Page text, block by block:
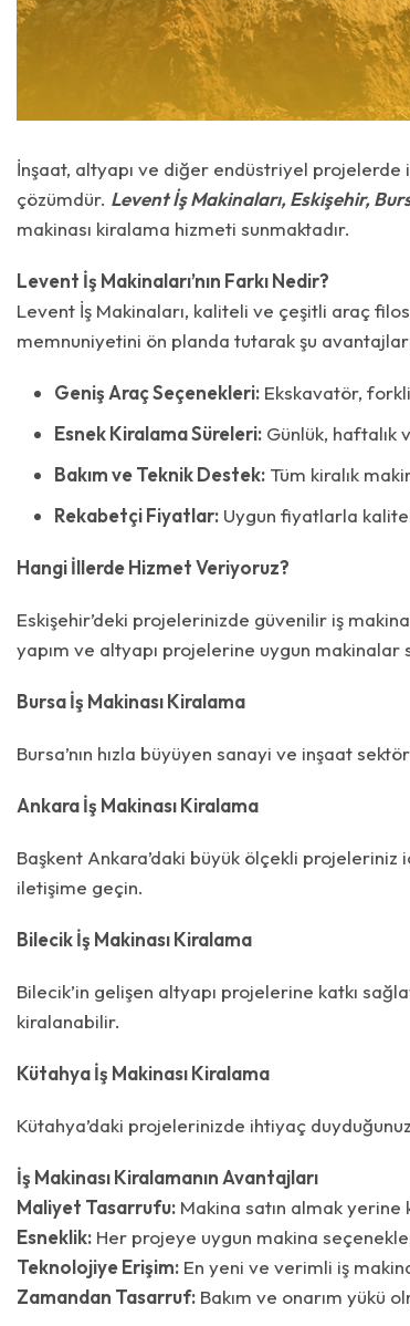
İnşaat, altyapı ve diğer endüstriyel projelerde
çözümdür. Levent İş Makinaları, Eskişehir,
makinası kiralama hizmeti sunmaktadır.
Levent İş Makinaları’nın Farkı Nedir?
Levent İş Makinaları, kaliteli ve çeşitli araç
memnuniyetini ön planda tutarak şu
Geniş Araç Seçenekleri: Ekskavatör,
Esnek Kiralama Süreleri: Günlük, haftalık
Bakım ve Teknik Destek: Tüm kiralık
Rekabetçi Fiyatlar: Uygun fiyatlarla
Hangi İllerde Hizmet Veriyoruz?
Eskişehir’deki projelerinizde güvenilir iş
yapım ve altyapı projelerine uygun makinalar
Bursa İş Makinası Kiralama
Bursa’nın hızla büyüyen sanayi ve inşaat
Ankara İş Makinası Kiralama
Başkent Ankara’daki büyük ölçekli
iletişime geçin.
Bilecik İş Makinası Kiralama
Bilecik’in gelişen altyapı projelerine katkı
kiralanabilir.
Kütahya İş Makinası Kiralama
Kütahya’daki projelerinizde ihtiyaç
İş Makinası Kiralamanın Avantajları
Maliyet Tasarrufu: Makina satın almak yerine
Esneklik: Her projeye uygun makina
Teknolojiye Erişim: En yeni ve verimli iş
Zamandan Tasarruf: Bakım ve onarım yükü